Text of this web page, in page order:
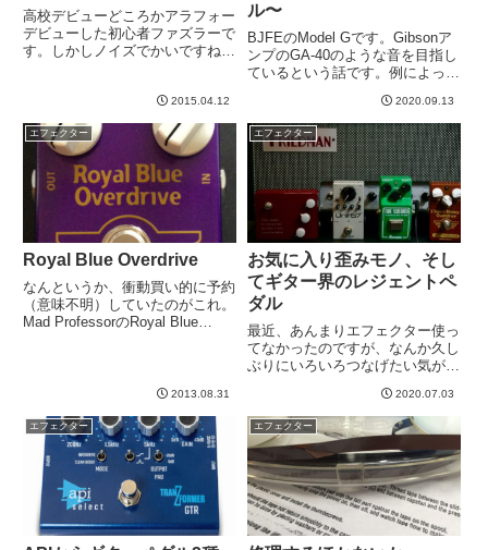
高校デビューどころかアラフォー
デビューした初心者ファズラーで
す。しかしノイズでかいですね。
イズがないと寂しさで死んじゃ
う。それが真のファズラー。まだ
ほど遠いので精進します。さて、
2015.04.12
ル〜
BJFEのModel Gです。Gibsonア
ンプのGA-40のような音を目指し
ているという話です。例によって
画作ってみました。Model Gはロ
ーゲインなオーバードライブで
す。割とジリジリする音色で、ア
ンプで言...
2020.09.13
エフェクター
Royal Blue Overdrive
なんというか、衝動買い的に予約
（意味不明）していたのがこれ。
Mad ProfessorのRoyal Blue
うお話がありましたが...2013.08.31
エフェクター
お気に入り歪みモノ、そし
てギター界のレジェントペ
ダル
最近、あんまりエフェクター使っ
てなかったのですが、なんか久し
ぶりにいろいろつなげたい気がし
「自分のアンプとの組み合わせ」
という観点で言うと、お気に入り
はこれらです。左からKlon
KTR、Drybell Unit...
2020.07.03
エフェクター エフェクター